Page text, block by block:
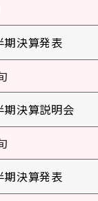
期決算発表
期決算説明会
期決算発表